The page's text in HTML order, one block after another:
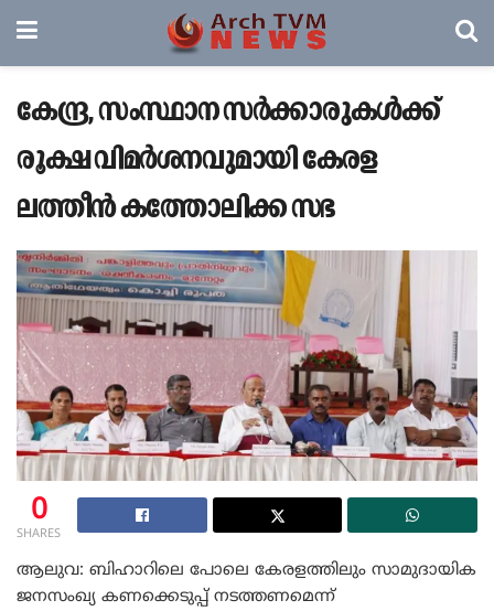
കേന്ദ്ര, സംസ്ഥാന സര്‍ക്കാരുകൾക്ക്
രൂക്ഷ വിമര്‍ശനവുമായി കേരള
ലത്തീന്‍ കത്തോലിക്ക സഭ
0
SHARES
ആലുവ: ബിഹാറിലെ പോലെ കേരളത്തിലും സാമുദായിക
ജനസംഖ്യ കണക്കെടുപ്പ് നടത്തണമെന്ന്